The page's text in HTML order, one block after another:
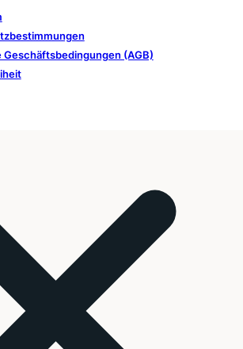
Geschäftsbedingungen (AGB)